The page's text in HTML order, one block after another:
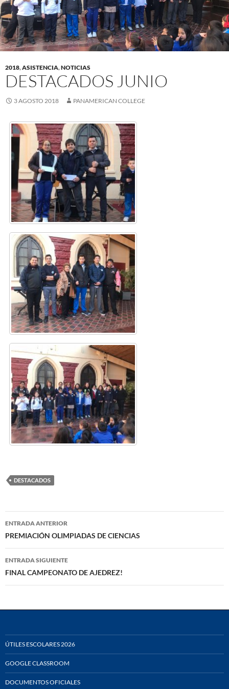
2018,ASISTENCIA,NOTICIAS
DESTACADOS JUNIO
3 AGOSTO 2018 PANAMERICAN COLLEGE
DESTACADOS
Navegación
de
entradas
ENTRADA ANTERIOR
PREMIACIÓN OLIMPIADAS DE CIENCIAS
ENTRADA SIGUIENTE
FINAL CAMPEONATO DE AJEDREZ!
ÚTILES ESCOLARES 2026
GOOGLE CLASSROOM
DOCUMENTOS OFICIALES